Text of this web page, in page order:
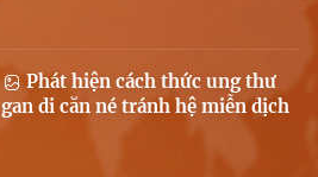
Phát hiện cách thức ung thư
gan di căn né tránh hệ miễn dịch